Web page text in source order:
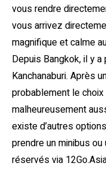
vous rendre
vous arrivez
magnifique et calme
Depuis Bangkok, il y
Kanchanaburi. Après
probablement le
malheureusement
existe d’autres
prendre un minibus
réservés via